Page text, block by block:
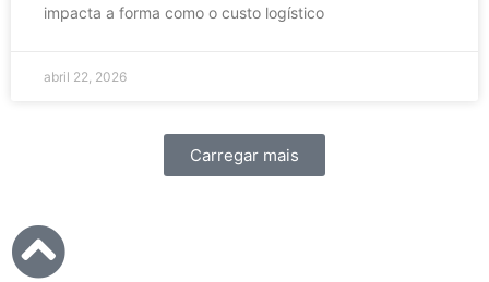
impacta a forma como o custo logístico
abril 22, 2026
Carregar mais